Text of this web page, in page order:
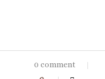
0 comment